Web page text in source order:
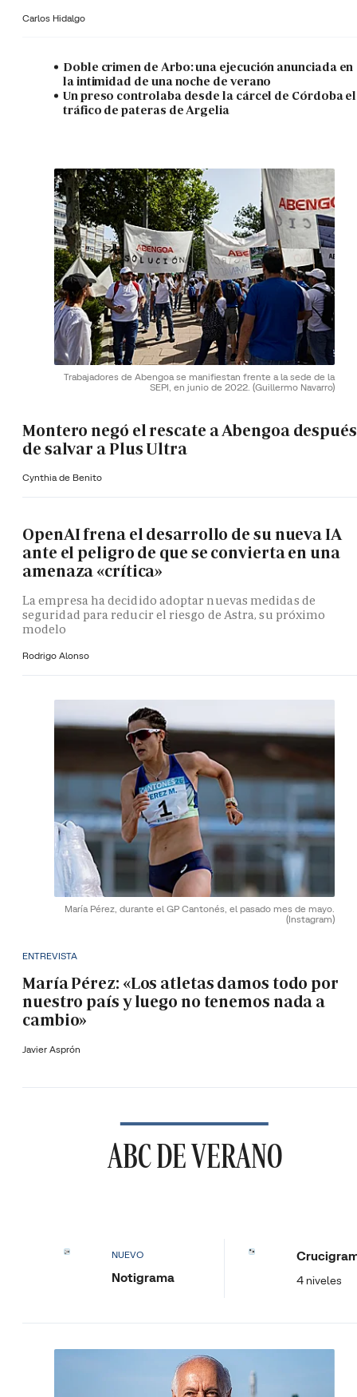
Carlos Hidalgo
Doble crimen de Arbo: una ejecución anunciada en
la intimidad de una noche de verano
Un preso controlaba desde la cárcel de Córdoba el
tráfico de pateras de Argelia
Trabajadores de Abengoa se manifiestan frente a la sede de la
SEPI, en junio de 2022. (Guillermo Navarro)
Montero negó el rescate a Abengoa después
de salvar a Plus Ultra
Cynthia de Benito
OpenAI frena el desarrollo de su nueva IA
ante el peligro de que se convierta en una
amenaza «crítica»
La empresa ha decidido adoptar nuevas medidas de
seguridad para reducir el riesgo de Astra, su próximo
modelo
Rodrigo Alonso
María Pérez, durante el GP Cantonés, el pasado mes de mayo.
(Instagram)
ENTREVISTA
María Pérez: «Los atletas damos todo por
nuestro país y luego no tenemos nada a
cambio»
Javier Asprón
ABC DE VERANO
NUEVO
Notigrama 4 niveles